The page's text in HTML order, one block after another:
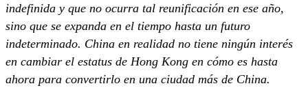
indefinida y que no ocurra tal reunificación en ese año,
sino que se expanda en el tiempo hasta un futuro
indeterminado. China en realidad no tiene ningún interés
en cambiar el estatus de Hong Kong en cómo es hasta
ahora para convertirlo en una ciudad más de China.